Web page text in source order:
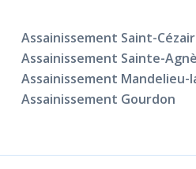
Assainissement Saint-
Assainissement Sainte-
Assainissement Mandelieu-
Assainissement Gourdon